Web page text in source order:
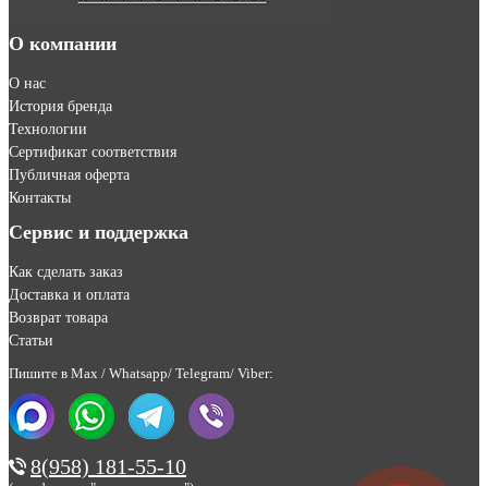
О компании
О нас
История бренда
Технологии
Сертификат соответствия
Публичная оферта
Контакты
Сервис и поддержка
Как сделать заказ
Доставка и оплата
Возврат товара
Статьи
Пишите в Max / Whatsapp/ Telegram/ Viber:
8(958) 181-55-10